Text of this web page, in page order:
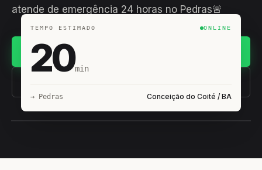
atende de emergência 24 horas no Pedras🚨
(11) 93407-8838
TEMPO ESTIMADO ONLINE
20min
→ Pedras Conceição do Coité / BA